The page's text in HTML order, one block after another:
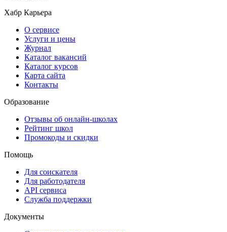
Хабр Карьера
О сервисе
Услуги и цены
Журнал
Каталог вакансий
Каталог курсов
Карта сайта
Контакты
Образование
Отзывы об онлайн-школах
Рейтинг школ
Промокоды и скидки
Помощь
Для соискателя
Для работодателя
API сервиса
Служба поддержки
Документы